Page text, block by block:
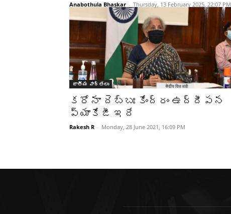
Anabothula Bhaskar - Thursday, 13 February 2025, 22:07 PM
జాతీయ వార్తలు
క‌రోనా దెబ్బః కేంద్రం ఉద్దీప‌న
ప్యాకేజీ ఇదే
Rakesh R - Monday, 28 June 2021, 16:09 PM